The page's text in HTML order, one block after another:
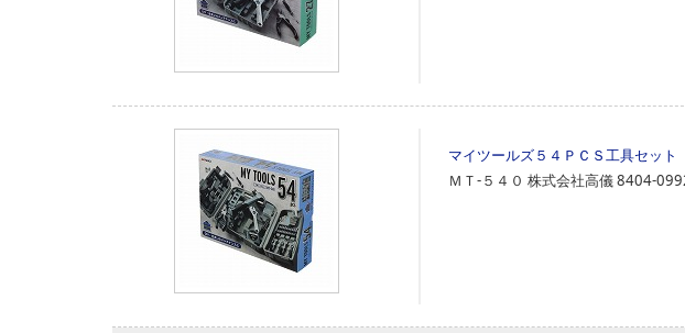
マイツールズ５４ＰＣＳ工具セット
ＭＴ‐５４０ 株式会社高儀8404-